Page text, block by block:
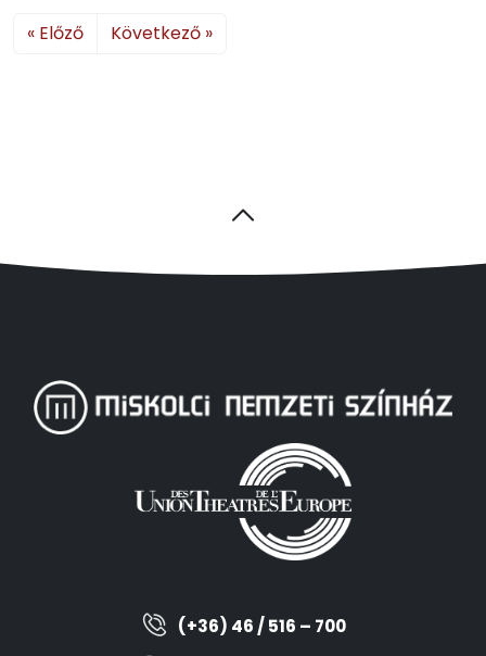
« Előző Következő »
(+36) 46 / 516 – 700